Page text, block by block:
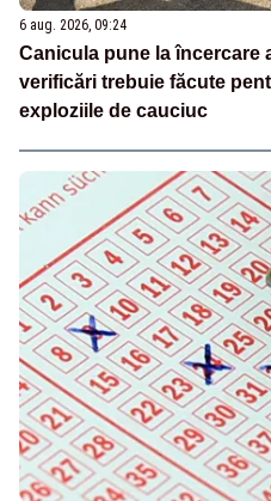
6 aug. 2026, 09:24
Canicula pune la încercare
verificări trebuie făcute
exploziile de cauciuc